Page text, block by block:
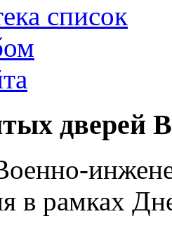
список
в рамках